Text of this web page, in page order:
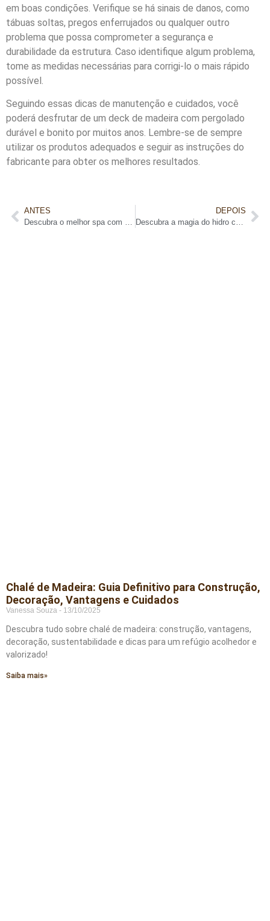
em boas condições. Verifique se há sinais de danos, como
tábuas soltas, pregos enferrujados ou qualquer outro
problema que possa comprometer a segurança e
durabilidade da estrutura. Caso identifique algum problema,
tome as medidas necessárias para corrigi-lo o mais rápido
possível.
Seguindo essas dicas de manutenção e cuidados, você
poderá desfrutar de um deck de madeira com pergolado
durável e bonito por muitos anos. Lembre-se de sempre
utilizar os produtos adequados e seguir as instruções do
fabricante para obter os melhores resultados.
ANTES
Descubra o melhor spa com deck e pergolado para relaxar
DEPOIS
Descubra a magia do hidro com pergolado: relaxamento e luxo em um só lugar
Chalé de Madeira: Guia Definitivo para Construção,
Decoração, Vantagens e Cuidados
Vanessa Souza 13/10/2025
Descubra tudo sobre chalé de madeira: construção, vantagens,
decoração, sustentabilidade e dicas para um refúgio acolhedor e
valorizado!
Saiba mais»